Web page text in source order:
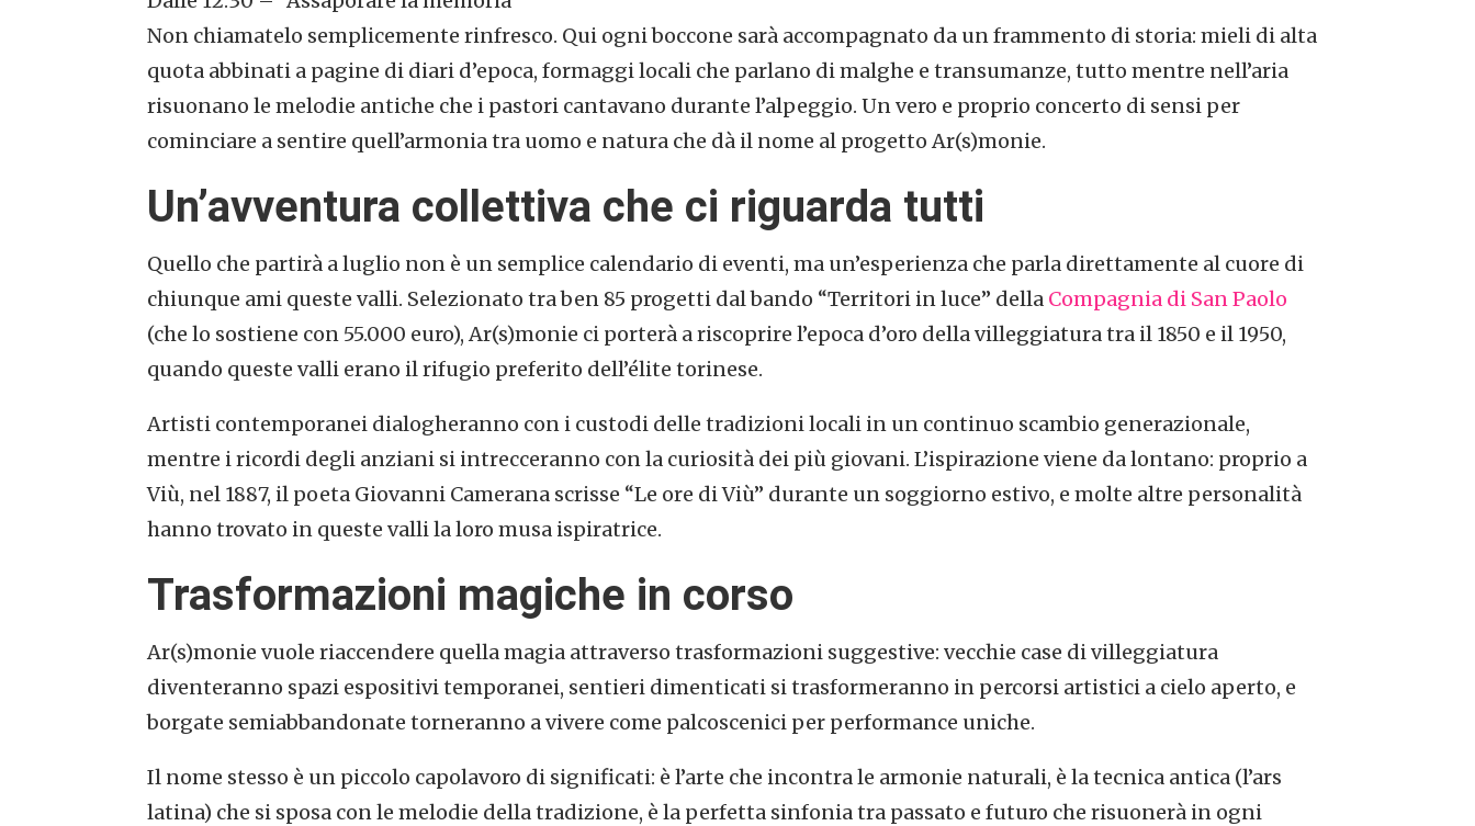
Non chiamatelo semplicemente rinfresco. Qui ogni boccone sarà accompagnato da un frammento di storia: mieli di alta
quota abbinati a pagine di diari d’epoca, formaggi locali che parlano di malghe e transumanze, tutto mentre nell’aria
risuonano le melodie antiche che i pastori cantavano durante l’alpeggio. Un vero e proprio concerto di sensi per
cominciare a sentire quell’armonia tra uomo e natura che dà il nome al progetto Ar(s)monie.
Un’avventura collettiva che ci riguarda tutti
Quello che partirà a luglio non è un semplice calendario di eventi, ma un’esperienza che parla direttamente al cuore di
chiunque ami queste valli. Selezionato tra ben 85 progetti dal bando “Territori in luce” della Compagnia di San Paolo
(che lo sostiene con 55.000 euro), Ar(s)monie ci porterà a riscoprire l’epoca d’oro della villeggiatura tra il 1850 e il 1950,
quando queste valli erano il rifugio preferito dell’élite torinese.
Artisti contemporanei dialogheranno con i custodi delle tradizioni locali in un continuo scambio generazionale,
mentre i ricordi degli anziani si intrecceranno con la curiosità dei più giovani. L’ispirazione viene da lontano: proprio a
Viù, nel 1887, il poeta Giovanni Camerana scrisse “Le ore di Viù” durante un soggiorno estivo, e molte altre personalità
hanno trovato in queste valli la loro musa ispiratrice.
Trasformazioni magiche in corso
Ar(s)monie vuole riaccendere quella magia attraverso trasformazioni suggestive: vecchie case di villeggiatura
diventeranno spazi espositivi temporanei, sentieri dimenticati si trasformeranno in percorsi artistici a cielo aperto, e
borgate semiabbandonate torneranno a vivere come palcoscenici per performance uniche.
Il nome stesso è un piccolo capolavoro di significati: è l’arte che incontra le armonie naturali, è la tecnica antica (l’ars
latina) che si sposa con le melodie della tradizione, è la perfetta sinfonia tra passato e futuro che risuonerà in ogni